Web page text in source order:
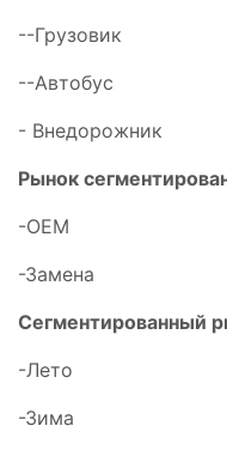
--Грузовик
--Автобус
- Внедорожник
Рынок
-OEM
-Замена
Сегментированный
-Лето
-Зима